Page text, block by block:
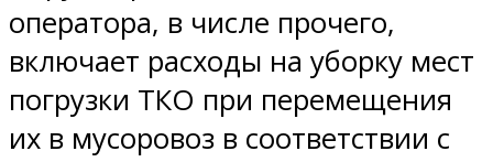
оператора, в числе прочего,
включает расходы на уборку мест
погрузки ТКО при перемещения
их в мусоровоз в соответствии с